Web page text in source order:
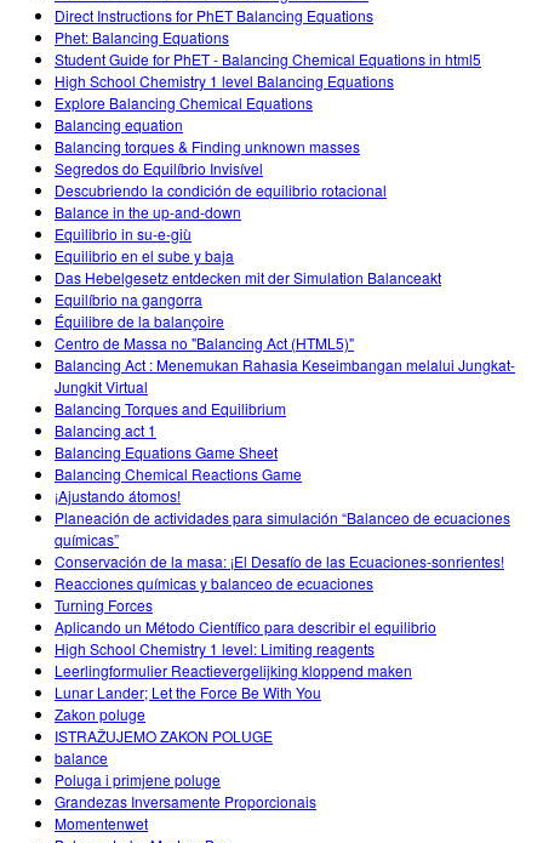
Direct Instructions for PhET Balancing Equations
Phet: Balancing Equations
Student Guide for PhET - Balancing Chemical Equations in html5
High School Chemistry 1 level Balancing Equations
Explore Balancing Chemical Equations
Balancing equation
Balancing torques & Finding unknown masses
Segredos do Equilíbrio Invisível
Descubriendo la condición de equilibrio rotacional
Balance in the up-and-down
Equilibrio in su-e-giù
Equilibrio en el sube y baja
Das Hebelgesetz entdecken mit der Simulation Balanceakt
Equilíbrio na gangorra
Équilibre de la balançoire
Centro de Massa no "Balancing Act (HTML5)"
Balancing Act : Menemukan Rahasia Keseimbangan melalui Jungkat-
Jungkit Virtual
Balancing Torques and Equilibrium
Balancing act 1
Balancing Equations Game Sheet
Balancing Chemical Reactions Game
¡Ajustando átomos!
Planeación de actividades para simulación “Balanceo de ecuaciones
químicas”
Conservación de la masa: ¡El Desafío de las Ecuaciones-sonrientes!
Reacciones químicas y balanceo de ecuaciones
Turning Forces
Aplicando un Método Científico para describir el equilibrio
High School Chemistry 1 level: Limiting reagents
Leerlingformulier Reactievergelijking kloppend maken
Lunar Lander; Let the Force Be With You
Zakon poluge
ISTRAŽUJEMO ZAKON POLUGE
balance
Poluga i primjene poluge
Grandezas Inversamente Proporcionais
Momentenwet